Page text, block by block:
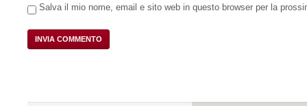
Salva il mio nome, email e sito web in questo browser per la